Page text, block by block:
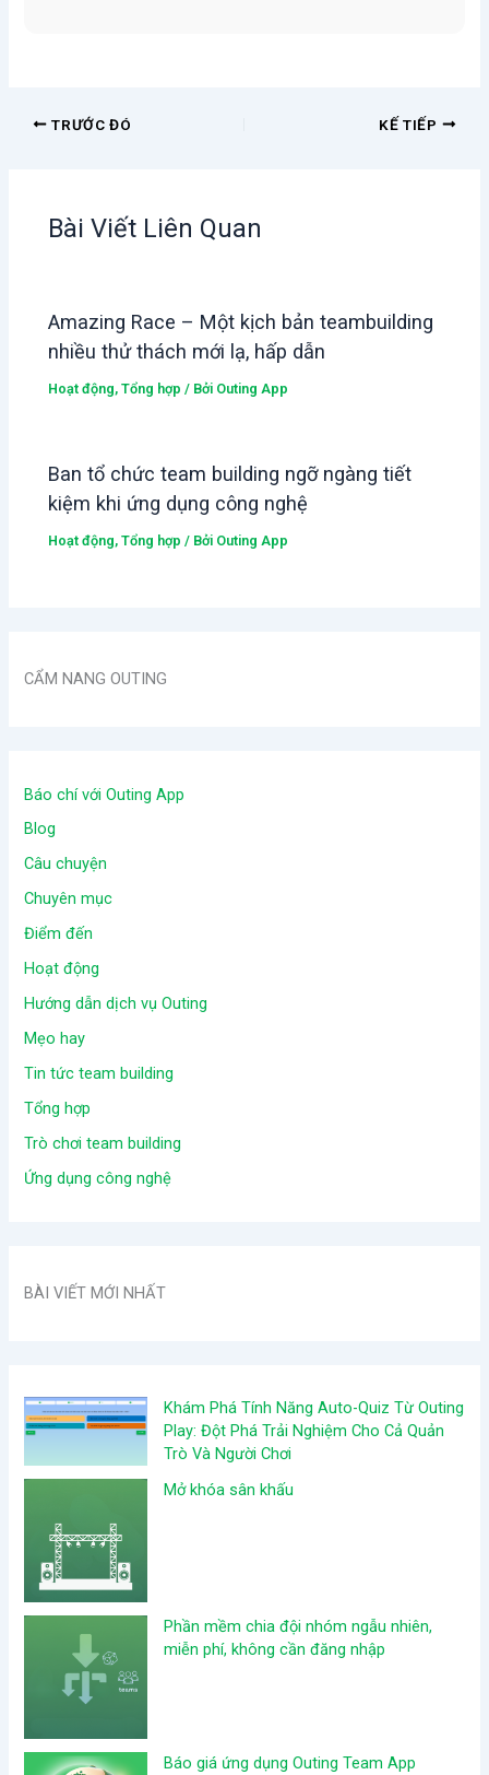
TRƯỚC ĐÓ KẾ TIẾP
Bài Viết Liên Quan
Amazing Race – Một kịch bản teambuilding
nhiều thử thách mới lạ, hấp dẫn
Hoạt động,Tổng hợp / Bởi Outing App
Ban tổ chức team building ngỡ ngàng tiết
kiệm khi ứng dụng công nghệ
Hoạt động,Tổng hợp / Bởi Outing App
CẨM NANG OUTING
Báo chí với Outing App
Blog
Câu chuyện
Chuyên mục
Điểm đến
Hoạt động
Hướng dẫn dịch vụ Outing
Mẹo hay
Tin tức team building
Tổng hợp
Trò chơi team building
Ứng dụng công nghệ
BÀI VIẾT MỚI NHẤT
Khám Phá Tính Năng Auto-Quiz Từ Outing
Play: Đột Phá Trải Nghiệm Cho Cả Quản
Trò Và Người Chơi
Mở khóa sân khấu
Phần mềm chia đội nhóm ngẫu nhiên,
miễn phí, không cần đăng nhập
Báo giá ứng dụng Outing Team App